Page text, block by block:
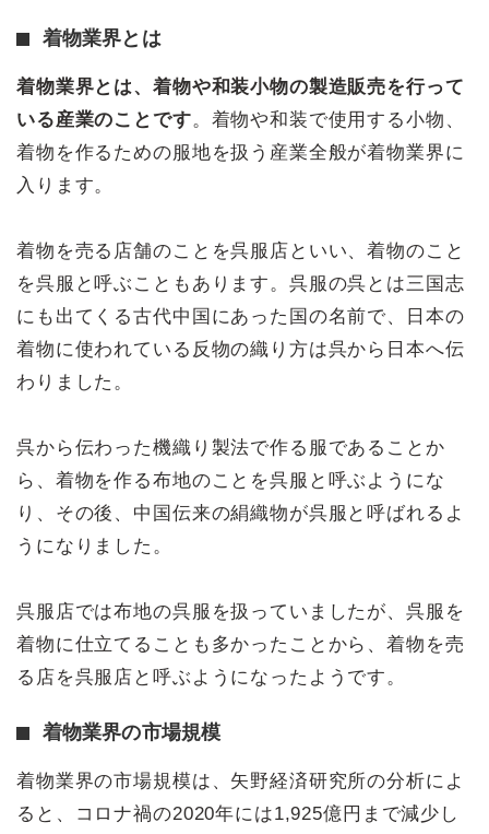
着物業界とは
着物業界とは、着物や和装小物の製造販売を行って
いる産業のことです。着物や和装で使用する小物、
着物を作るための服地を扱う産業全般が着物業界に
入ります。
着物を売る店舗のことを呉服店といい、着物のこと
を呉服と呼ぶこともあります。呉服の呉とは三国志
にも出てくる古代中国にあった国の名前で、日本の
着物に使われている反物の織り方は呉から日本へ伝
わりました。
呉から伝わった機織り製法で作る服であることか
ら、着物を作る布地のことを呉服と呼ぶようにな
り、その後、中国伝来の絹織物が呉服と呼ばれるよ
うになりました。
呉服店では布地の呉服を扱っていましたが、呉服を
着物に仕立てることも多かったことから、着物を売
る店を呉服店と呼ぶようになったようです。
着物業界の市場規模
着物業界の市場規模は、矢野経済研究所の分析によ
ると、コロナ禍の2020年には1,925億円まで減少し